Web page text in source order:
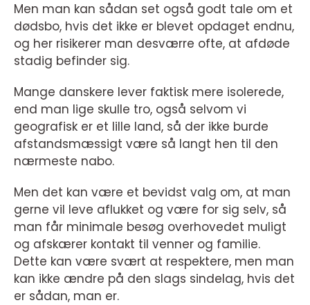
Men man kan sådan set også godt tale om et
dødsbo, hvis det ikke er blevet opdaget endnu,
og her risikerer man desværre ofte, at afdøde
stadig befinder sig.
Mange danskere lever faktisk mere isolerede,
end man lige skulle tro, også selvom vi
geografisk er et lille land, så der ikke burde
afstandsmæssigt være så langt hen til den
nærmeste nabo.
Men det kan være et bevidst valg om, at man
gerne vil leve aflukket og være for sig selv, så
man får minimale besøg overhovedet muligt
og afskærer kontakt til venner og familie.
Dette kan være svært at respektere, men man
kan ikke ændre på den slags sindelag, hvis det
er sådan, man er.